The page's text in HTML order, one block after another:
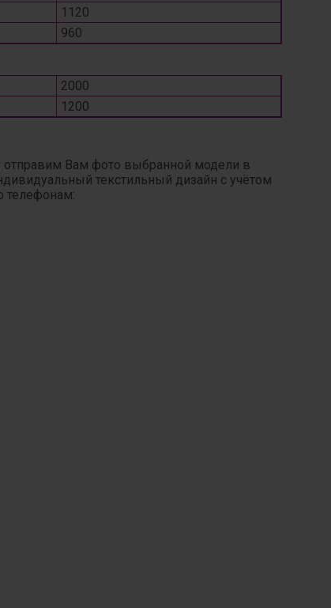
1120
960
2000
1200
Вам фото выбранной модели в
текстильный дизайн с учётом
телефонам: